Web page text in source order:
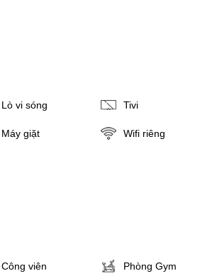
Lò vi sóng Tivi
Máy giặt Wifi riêng
Công viên Phòng Gym